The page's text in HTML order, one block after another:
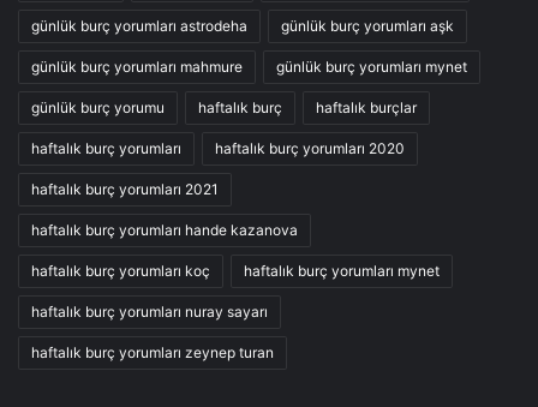
günlük burç yorumları astrodeha günlük burç yorumları aşk
günlük burç yorumları mahmure günlük burç yorumları mynet
günlük burç yorumu haftalık burç haftalık burçlar
haftalık burç yorumları haftalık burç yorumları 2020
haftalık burç yorumları 2021
haftalık burç yorumları hande kazanova
haftalık burç yorumları koç haftalık burç yorumları mynet
haftalık burç yorumları nuray sayarı
haftalık burç yorumları zeynep turan